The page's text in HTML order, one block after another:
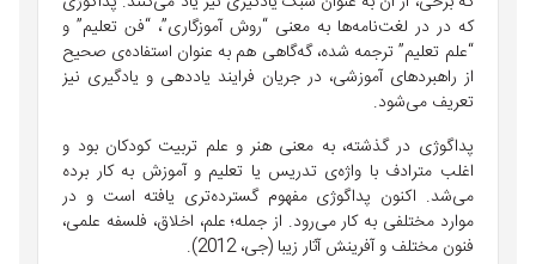
که در در لغت‌نامه‌ها به معنی “روش آموزگاری”، “فن تعلیم” و
“علم تعلیم” ترجمه شده، گه‌گاهی هم به عنوان استفاده‌ی صحیح
از راهبردهای آموزشی، در جریان فرایند یاددهی و یادگیری نیز
تعریف می‌شود.
پداگوژی در گذشته، به معنی هنر و علم تربیت کودکان بود و
اغلب مترادف با واژه‌ی تدریس یا تعلیم و آموزش به کار برده
می‌شد. اکنون پداگوژی مفهوم گسترده‌تری یافته است و در
موارد مختلفی به کار می‌رود. از جمله؛ علم، اخلاق، فلسفه علمی،
فنون مختلف و آفرینش آثار زیبا (جی، 2012).